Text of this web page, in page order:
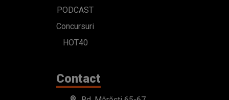
PODCAST
Concursuri
HOT40
Contact